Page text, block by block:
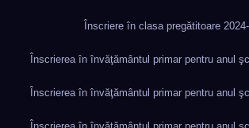
Înscriere în clasa pregătitoare
Înscrierea în învăţământul primar pentru anul
Înscrierea în învăţământul primar pentru anul